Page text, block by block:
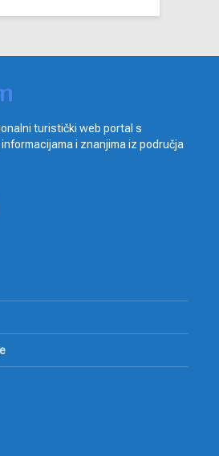
turistički web portal s
i znanjima iz područja